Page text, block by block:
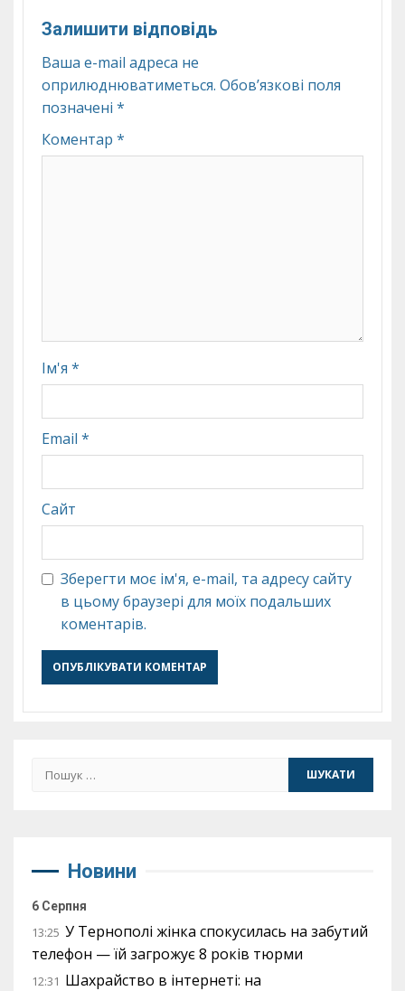
Залишити відповідь
Ваша e-mail адреса не
оприлюднюватиметься. Обов’язкові поля
позначені *
Коментар *
Ім'я *
Email *
Сайт
Зберегти моє ім'я, e-mail, та адресу сайту
в цьому браузері для моїх подальших
коментарів.
Пошук:
Новини
6 Серпня
13:25 У Тернополі жінка спокусилась на забутий
телефон — їй загрожує 8 років тюрми
12:31 Шахрайство в інтернеті: на